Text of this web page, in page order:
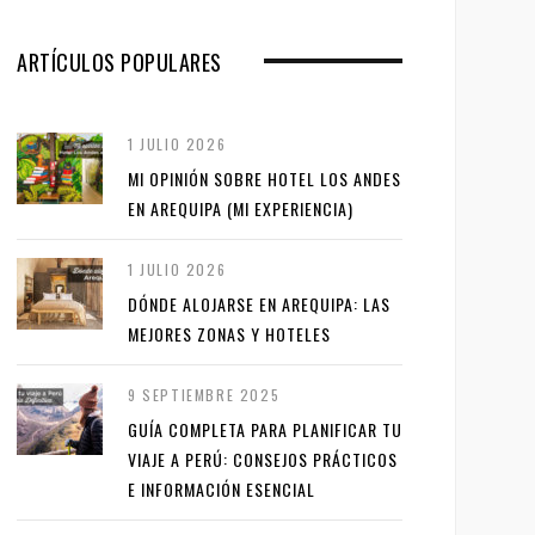
ARTÍCULOS POPULARES
1 JULIO 2026
MI OPINIÓN SOBRE HOTEL LOS ANDES
EN AREQUIPA (MI EXPERIENCIA)
1 JULIO 2026
DÓNDE ALOJARSE EN AREQUIPA: LAS
MEJORES ZONAS Y HOTELES
9 SEPTIEMBRE 2025
GUÍA COMPLETA PARA PLANIFICAR TU
VIAJE A PERÚ: CONSEJOS PRÁCTICOS
E INFORMACIÓN ESENCIAL